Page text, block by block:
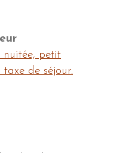
nuitée, petit
taxe de séjour.